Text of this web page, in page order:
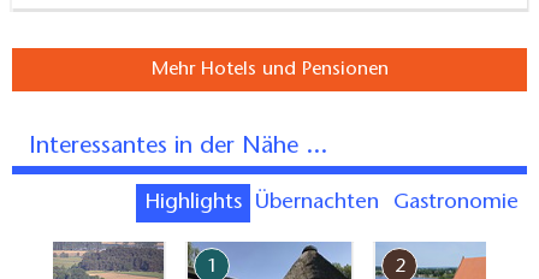
Mehr Hotels und Pensionen
Interessantes in der Nähe ...
Highlights Übernachten Gastronomie
1 2